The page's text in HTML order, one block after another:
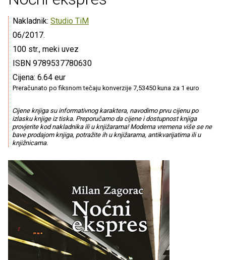
Nakladnik: Studio TiM
06/2017.
100 str., meki uvez
ISBN 9789537780630
Cijena: 6.64 eur
Preračunato po fiksnom tečaju konverzije 7,53450 kuna za 1 euro
Cijene knjiga su informativnog karaktera, navodimo prvu cijenu po
izlasku knjige iz tiska. Preporučamo da cijene i dostupnost knjiga
provjerite kod nakladnika ili u knjižarama! Moderna vremena više se ne
bave prodajom knjiga, potražite ih u knjižarama, antikvarijatima ili u
knjižnicama.